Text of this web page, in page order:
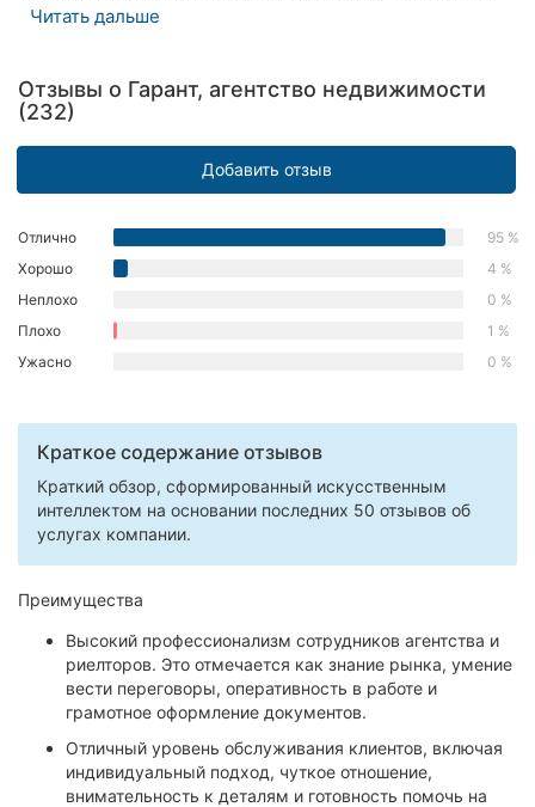
Луцк
Ужгород
Читать дальше
Отзывы о Гарант, агентство недвижимости
(232)
Добавить отзыв
Отлично
95 %
Хорошо
4 %
Неплохо
0 %
Плохо
1 %
Ужасно
0 %
Краткое содержание отзывов
Краткий обзор, сформированный искусственным
интеллектом на основании последних 50 отзывов об
услугах компании.
Преимущества
Высокий профессионализм сотрудников агентства и
риелторов. Это отмечается как знание рынка, умение
вести переговоры, оперативность в работе и
грамотное оформление документов.
Отличный уровень обслуживания клиентов, включая
индивидуальный подход, чуткое отношение,
внимательность к деталям и готовность помочь на